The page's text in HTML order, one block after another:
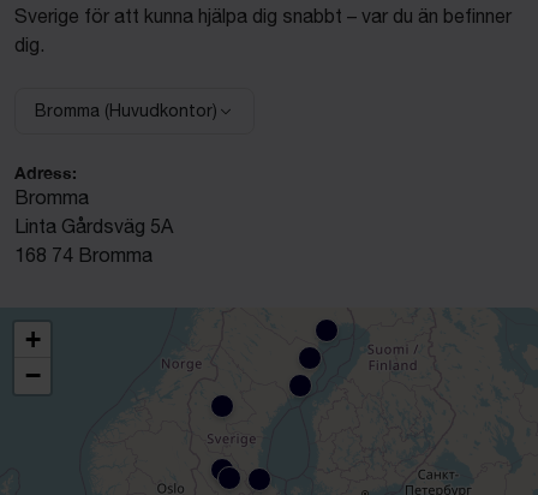
Sverige för att kunna hjälpa dig snabbt – var du än befinner
dig.
Välj anläggning:
Bromma (Huvudkontor)
Adress:
Bromma
Linta Gårdsväg 5A
168 74 Bromma
+
−